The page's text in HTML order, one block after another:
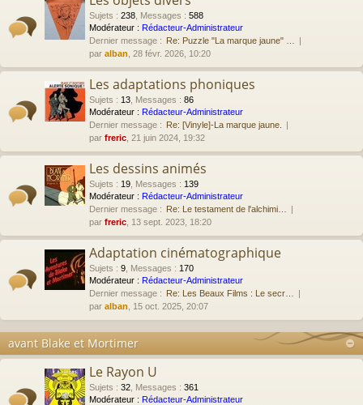
Sujets : 238 Messages : 588
Modérateur : Rédacteur-Administrateur
Dernier message : Re: Puzzle "La marque jaune" …
par alban , 28 févr. 2026, 10:20
Les adaptations phoniques
Sujets : 13 Messages : 86
Modérateur : Rédacteur-Administrateur
Dernier message : Re: [Vinyle]-La marque jaune.
par freric , 21 juin 2024, 19:32
Les dessins animés
Sujets : 19 Messages : 139
Modérateur : Rédacteur-Administrateur
Dernier message : Re: Le testament de l'alchimi…
par freric , 13 sept. 2023, 18:20
Adaptation cinématographique
Sujets : 9 Messages : 170
Modérateur : Rédacteur-Administrateur
Dernier message : Re: Les Beaux Films : Le secr…
par alban , 15 oct. 2025, 20:07
avant Blake et Mortimer
Le Rayon U
Sujets : 32 Messages : 361
Modérateur : Rédacteur-Administrateur